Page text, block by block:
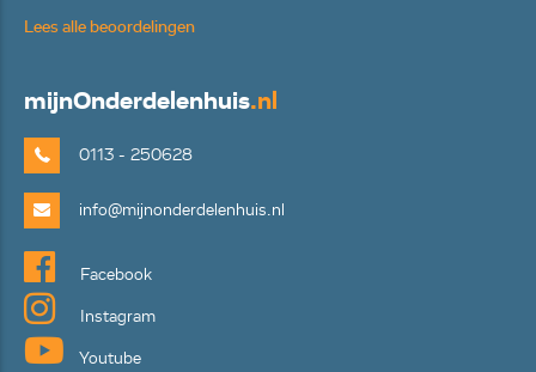
Lees alle beoordelingen
mijnOnderdelenhuis.nl
0113 - 250628
info@mijnonderdelenhuis.nl
Facebook
Instagram
Youtube